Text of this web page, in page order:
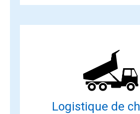
Logistique de